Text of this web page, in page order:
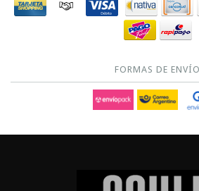
FORMAS DE ENVÍO